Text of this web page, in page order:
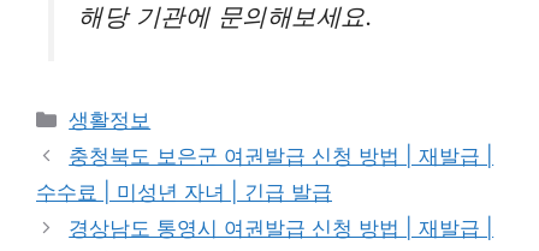
해당 기관에 문의해보세요.
카
테
리
생활정보
충청북도 보은군 여권발급 신청 방법 | 재발급 |
수수료 | 미성년 자녀 | 긴급 발급
경상남도 통영시 여권발급 신청 방법 | 재발급 |